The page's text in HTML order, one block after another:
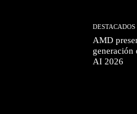
DESTACADOS
AMD
generación
AI 2026